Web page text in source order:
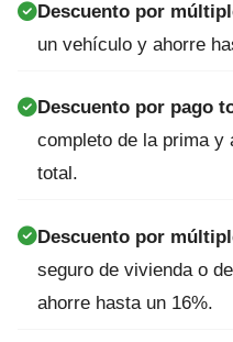
Descuento por
un vehículo y ahorre
Descuento por pago
completo de la prima y
total.
Descuento por
seguro de vivienda o
ahorre hasta un 16%.